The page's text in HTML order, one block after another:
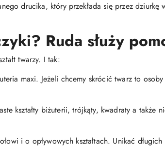
drucika, który przekłada się przez dziurkę
Ruda służy
twarzy. I tak:
maxi. Jeżeli chcemy skrócić twarz to
kształty biżuterii, trójkąty, kwadraty a także
i o opływowych kształtach. Unikać